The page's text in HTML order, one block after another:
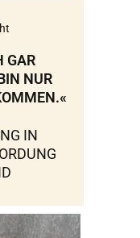
GAR
NUR
IN